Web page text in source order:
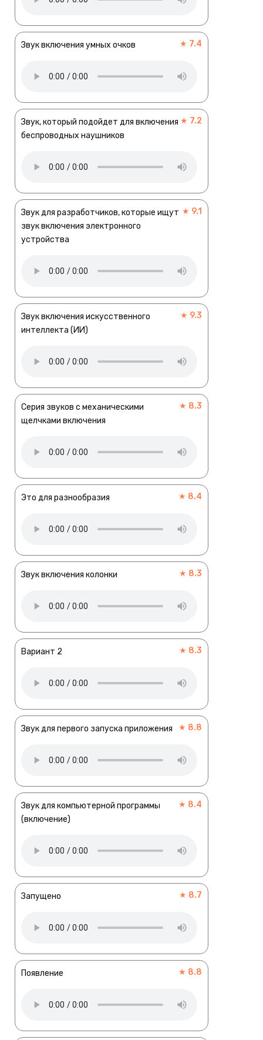
Звук включения умных очков ★ 7.4
Звук, который подойдет для включения
беспроводных наушников
★ 7.2
Звук для разработчиков, которые ищут
звук включения электронного
устройства
★ 9.1
Звук включения искусственного
интеллекта (ИИ)
★ 9.3
Серия звуков с механическими
щелчками включения
★ 8.3
Это для разнообразия ★ 8.4
Звук включения колонки ★ 8.3
Вариант 2 ★ 8.3
Звук для первого запуска приложения ★ 8.8
Звук для компьютерной программы
(включение)
★ 8.4
Запущено ★ 8.7
Появление ★ 8.8